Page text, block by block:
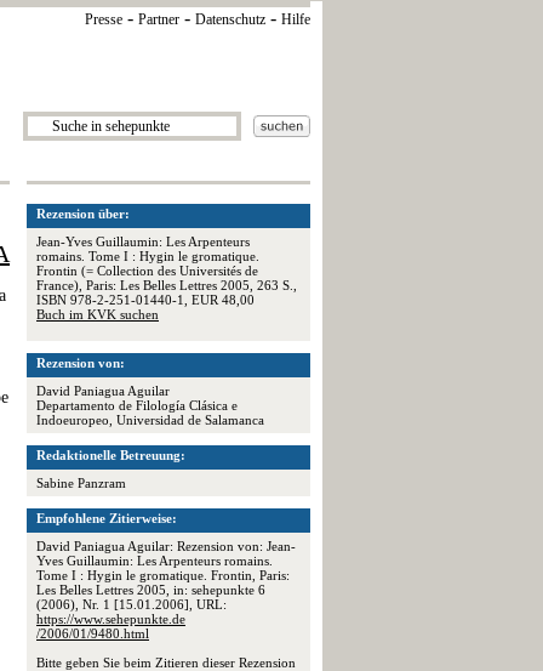
Presse - Partner - Datenschutz - Hilfe
Rezension über:
Jean-Yves Guillaumin: Les Arpenteurs
romains. Tome I : Hygin le gromatique.
Frontin (= Collection des Universités de
France), Paris: Les Belles Lettres 2005, 263 S.,
ISBN 978-2-251-01440-1, EUR 48,00
Buch im KVK suchen
Rezension von:
David Paniagua Aguilar
Departamento de Filología Clásica e
Indoeuropeo, Universidad de Salamanca
Redaktionelle Betreuung:
Sabine Panzram
Empfohlene Zitierweise:
David Paniagua Aguilar: Rezension von: Jean-
Yves Guillaumin: Les Arpenteurs romains.
Tome I : Hygin le gromatique. Frontin, Paris:
Les Belles Lettres 2005, in: sehepunkte 6
(2006), Nr. 1 [15.01.2006], URL:
https://www.sehepunkte.de
/2006/01/9480.html
Bitte geben Sie beim Zitieren dieser Rezension